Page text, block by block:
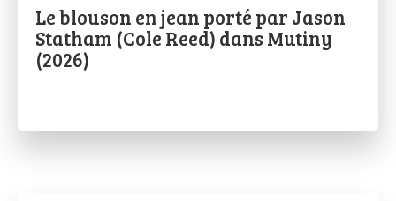
Le blouson en jean porté par Jason
Statham (Cole Reed) dans Mutiny
(2026)